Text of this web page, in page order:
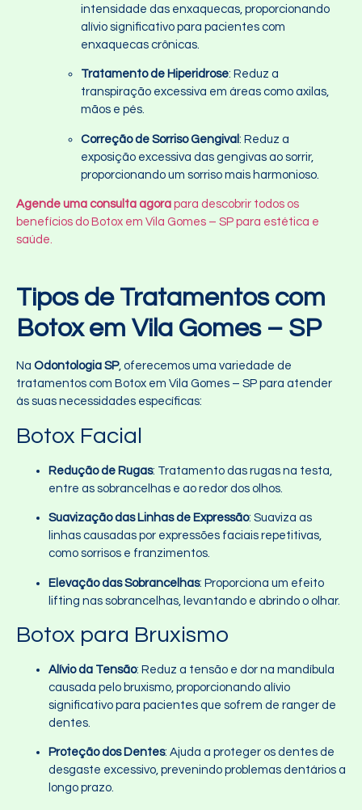
intensidade das enxaquecas, proporcionando
alívio significativo para pacientes com
enxaquecas crônicas.
Tratamento de Hiperidrose: Reduz a
transpiração excessiva em áreas como axilas,
mãos e pés.
Correção de Sorriso Gengival : Reduz a
exposição excessiva das gengivas ao sorrir,
proporcionando um sorriso mais harmonioso.
Agende uma consulta agora para descobrir todos os
benefícios do Botox em Vila Gomes – SP para estética e
saúde.
Tipos de Tratamentos com
Botox em Vila Gomes – SP
Na Odontologia SP, oferecemos uma variedade de
tratamentos com Botox em Vila Gomes – SP para atender
às suas necessidades específicas:
Botox Facial
Redução de Rugas: Tratamento das rugas na testa,
entre as sobrancelhas e ao redor dos olhos.
Suavização das Linhas de Expressão: Suaviza as
linhas causadas por expressões faciais repetitivas,
como sorrisos e franzimentos.
Elevação das Sobrancelhas: Proporciona um efeito
lifting nas sobrancelhas, levantando e abrindo o olhar.
Botox para Bruxismo
Alívio da Tensão: Reduz a tensão e dor na mandíbula
causada pelo bruxismo, proporcionando alívio
significativo para pacientes que sofrem de ranger de
dentes.
Proteção dos Dentes: Ajuda a proteger os dentes de
desgaste excessivo, prevenindo problemas dentários a
longo prazo.